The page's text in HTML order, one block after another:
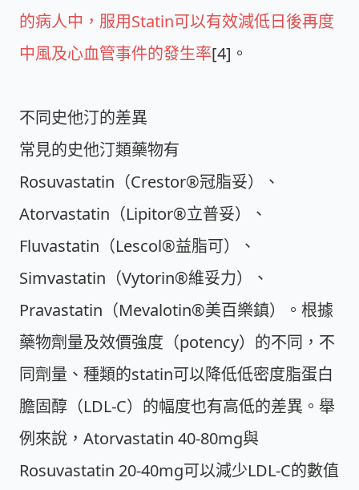
的病人中，服用Statin可以有效減低日後再度
中風及心血管事件的發生率[4]。
不同史他汀的差異
常見的史他汀類藥物有
Rosuvastatin（Crestor®冠脂妥）、
Atorvastatin（Lipitor®立普妥）、
Fluvastatin（Lescol®益脂可）、
Simvastatin（Vytorin®維妥力）、
Pravastatin（Mevalotin®美百樂鎮）。根據
藥物劑量及效價強度（potency）的不同，不
同劑量、種類的statin可以降低低密度脂蛋白
膽固醇（LDL-C）的幅度也有高低的差異。舉
例來說，Atorvastatin 40-80mg與
Rosuvastatin 20-40mg可以減少LDL-C的數值